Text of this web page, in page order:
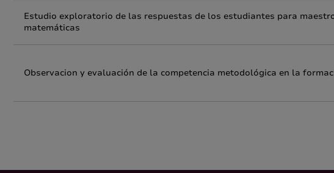
Estudio exploratorio de las respuestas de los estudiantes para
matemáticas
Observacion y evaluación de la competencia metodológica en la